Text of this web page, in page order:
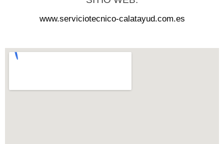
www.serviciotecnico-calatayud.com.es